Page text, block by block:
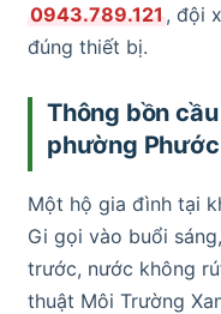
0943.789.121 , đội
đúng thiết bị.
Thông bồn
phường
Một hộ gia đình tại
Gi gọi vào buổi
trước, nước không
thuật Môi Trường